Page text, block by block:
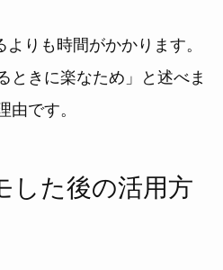
りも時間がかかります。
ときに楽なため」と述べま
です。
した後の活用方